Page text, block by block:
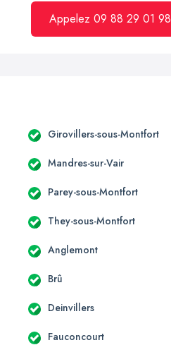
Appelez 09 88 29 01 98
Girovillers-sous-Montfort
Mandres-sur-Vair
Parey-sous-Montfort
They-sous-Montfort
Anglemont
Brû
Deinvillers
Fauconcourt